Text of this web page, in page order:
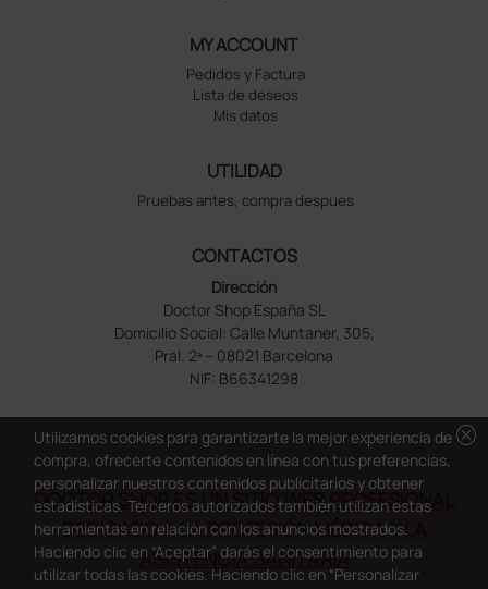
MY ACCOUNT
Pedidos y Factura
Lista de deseos
Mis datos
UTILIDAD
Pruebas antes, compra despues
CONTACTOS
Dirección
Doctor Shop España SL
Domicilio Social: Calle Muntaner, 305,
Pral. 2ª – 08021 Barcelona
NIF: B66341298
DOCTOR SHOP ES UN SITIO WEB PROFESIONAL
DEDICADO A LA PROFESIÓN MÉDICA Y LA
ASISTENCIA SANITARIA
cancel
Utilizamos cookies para garantizarte la mejor experiencia de
compra, ofrecerte contenidos en línea con tus preferencias,
personalizar nuestros contenidos publicitarios y obtener
estadísticas. Terceros autorizados también utilizan estas
herramientas en relación con los anuncios mostrados.
Haciendo clic en “Aceptar” darás el consentimiento para
utilizar todas las cookies. Haciendo clic en “Personalizar